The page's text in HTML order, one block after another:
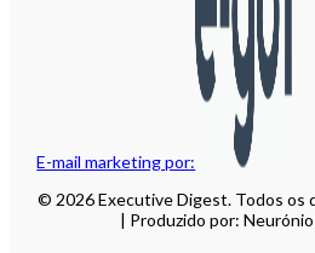
E-mail marketing por:
© 2026 Executive Digest. Todos os
| Produzido por: